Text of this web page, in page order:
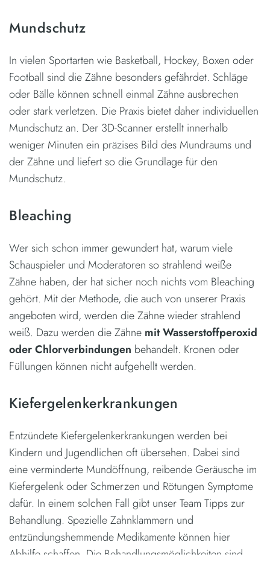
Mundschutz
In vielen Sportarten wie Basketball, Hockey, Boxen oder
Football sind die Zähne besonders gefährdet. Schläge
oder Bälle können schnell einmal Zähne ausbrechen
oder stark verletzen. Die Praxis bietet daher individuellen
Mundschutz an. Der 3D-Scanner erstellt innerhalb
weniger Minuten ein präzises Bild des Mundraums und
der Zähne und liefert so die Grundlage für den
Mundschutz.
Bleaching
Wer sich schon immer gewundert hat, warum viele
Schauspieler und Moderatoren so strahlend weiße
Zähne haben, der hat sicher noch nichts vom Bleaching
gehört. Mit der Methode, die auch von unserer Praxis
angeboten wird, werden die Zähne wieder strahlend
weiß. Dazu werden die Zähne mit Wasserstoffperoxid
oder Chlorverbindungen behandelt. Kronen oder
Füllungen können nicht aufgehellt werden.
Kiefergelenkerkrankungen
Entzündete Kiefergelenkerkrankungen werden bei
Kindern und Jugendlichen oft übersehen. Dabei sind
eine verminderte Mundöffnung, reibende Geräusche im
Kiefergelenk oder Schmerzen und Rötungen Symptome
dafür. In einem solchen Fall gibt unser Team Tipps zur
Behandlung. Spezielle Zahnklammern und
entzündungshemmende Medikamente können hier
Abhilfe schaffen. Die Behandlungsmöglichkeiten sind